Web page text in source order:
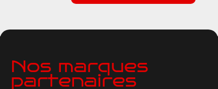
Nos marques
partenaires